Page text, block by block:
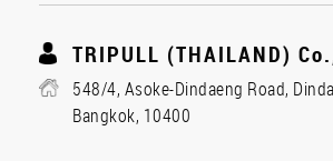
TRIPULL (THAILAND)
548/4, Asoke-Dindaeng Road,
Bangkok, 10400